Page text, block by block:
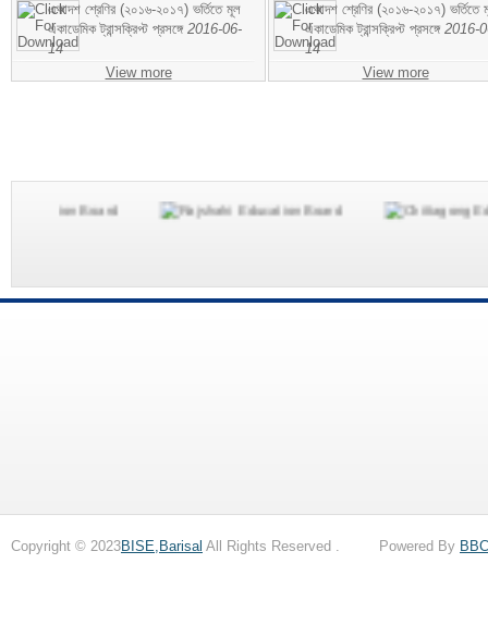
একাদশ শ্রেণির (২০১৬-২০১৭) ভর্তিতে মূল
একাডেমিক ট্রান্সক্রিপ্ট প্রসঙ্গে 2016-06-
14
View more
একাদশ শ্রেণির (২০১৬-২০১৭) ভর্তিতে
একাডেমিক ট্রান্সক্রিপ্ট প্রসঙ্গে 2016-
14
View more
Copyright © 2023BISE,Barisal All Rights Reserved . Powered By